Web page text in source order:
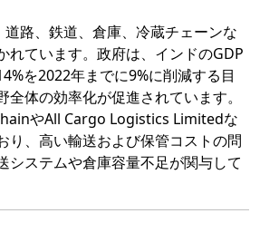
路、鉄道、倉庫、冷蔵チェーンな
れています。政府は、インドのGDP
を2022年までに9%に削減する目
体の効率化が促進されています。
やAll Cargo Logistics Limitedな
り、高い輸送および保管コストの問
システムや倉庫容量不足が関与して